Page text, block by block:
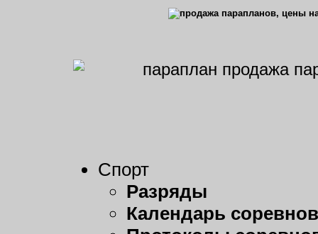
Спорт
Разряды
Календарь